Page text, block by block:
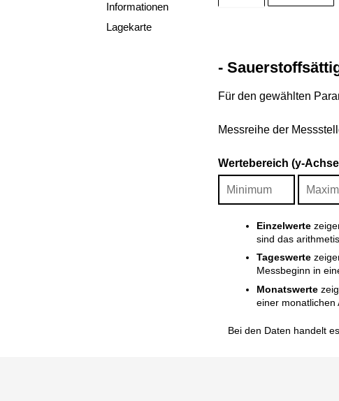
Informationen
Lagekarte
-
Für den gewählten
Messreihe der
Wertebereich (y-
Einzelwerte
sind das
Tageswerte
Messbeginn in
Monatswerte
einer monatlichen
Bei den Daten handelt